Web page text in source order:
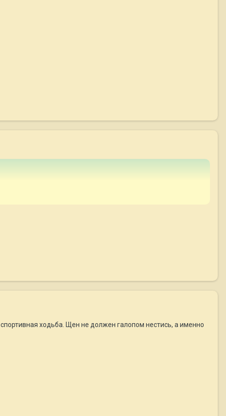
ходьба. Щен не должен галопом нестись, а именно